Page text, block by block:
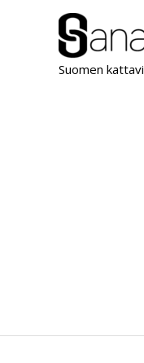
Suomen